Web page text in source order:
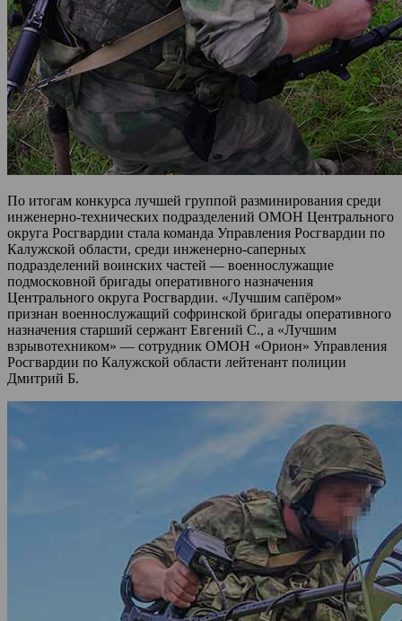
По итогам конкурса лучшей группой разминирования среди
инженерно-технических подразделений ОМОН Центрального
округа Росгвардии стала команда Управления Росгвардии по
Калужской области, среди инженерно-саперных
подразделений воинских частей — военнослужащие
подмосковной бригады оперативного назначения
Центрального округа Росгвардии. «Лучшим сапёром»
признан военнослужащий софринской бригады оперативного
назначения старший сержант Евгений С., а «Лучшим
взрывотехником» — сотрудник ОМОН «Орион» Управления
Росгвардии по Калужской области лейтенант полиции
Дмитрий Б.